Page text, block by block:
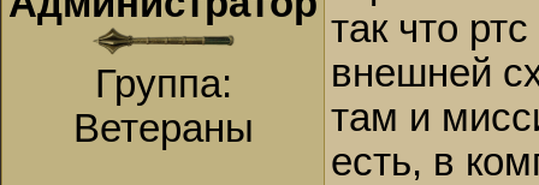
Группа:
Ветераны
так что
внешней
там и
есть, в